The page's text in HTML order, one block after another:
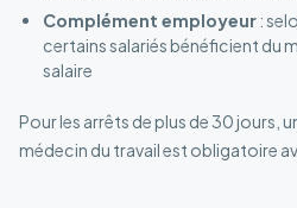
Complément employeur:
certains salariés bénéficient du
salaire
Pour les arrêts de plus de 30 jours,
médecin du travail est obligatoire